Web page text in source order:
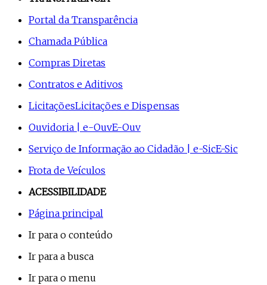
Portal da Transparência
Chamada Pública
Compras Diretas
Contratos e Aditivos
LicitaçõesLicitações e Dispensas
Ouvidoria | e-OuvE-Ouv
Serviço de Informação ao Cidadão | e-SicE-Sic
Frota de Veículos
ACESSIBILIDADE
Página principal
Ir para o conteúdo
Ir para a busca
Ir para o menu